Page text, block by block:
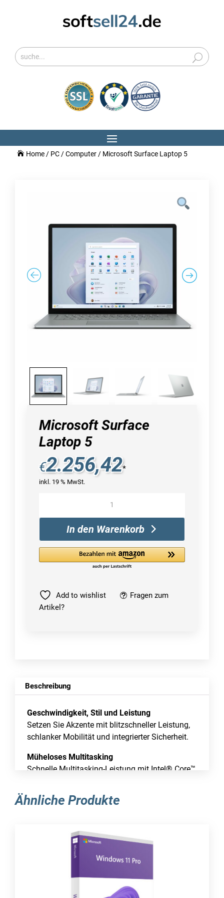
Home/ PC / Computer/ Microsoft Surface Laptop 5
Microsoft Surface
Laptop 5
€2.256,42*
inkl. 19 % MwSt.
Menge
In den Warenkorb
Add to wishlist
Fragen zum
Artikel?
Beschreibung
Geschwindigkeit, Stil und Leistung
Setzen Sie Akzente mit blitzschneller Leistung,
schlanker Mobilität und integrierter Sicherheit.
Müheloses Multitasking
Schnelle Multitasking-Leistung mit Intel® Core™
Intel® Evo™ Plattform basieren.
sorgt der Surface Laptop 5 für mehr
Produktivität, wo auch immer Sie Ihre Arbeit
Bereit zu arbeiten, wenn Sie es sind
Mit Instant On und Windows Hello-Anmeldung
Ähnliche Produkte